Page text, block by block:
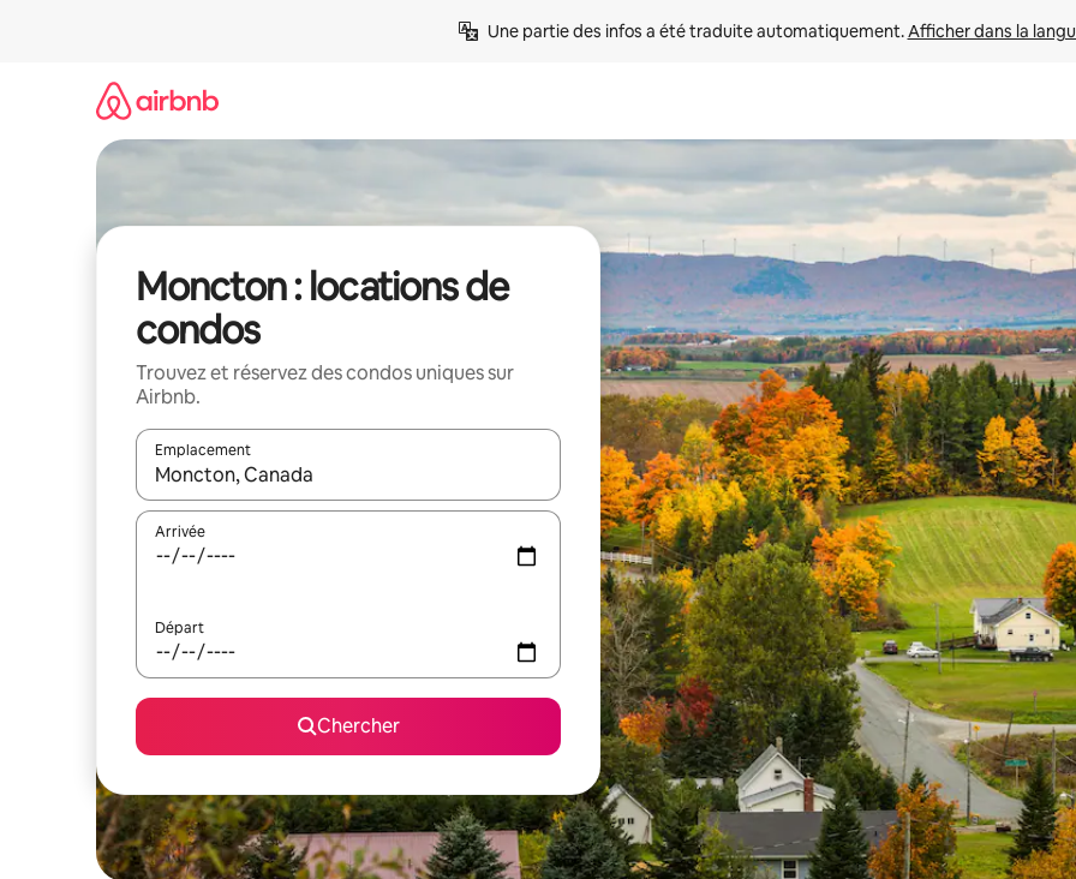
Une partie des infos a été traduite automatiquement. Afficher dans la
Moncton : locations de
condos
Trouvez et réservez des condos uniques sur
Airbnb.
Emplacement
Quand les résultats sont affichés, parcourez-les en utilisant les flèches vers le haut et vers le bas, ou en appuyant
Arrivée
Départ
Chercher